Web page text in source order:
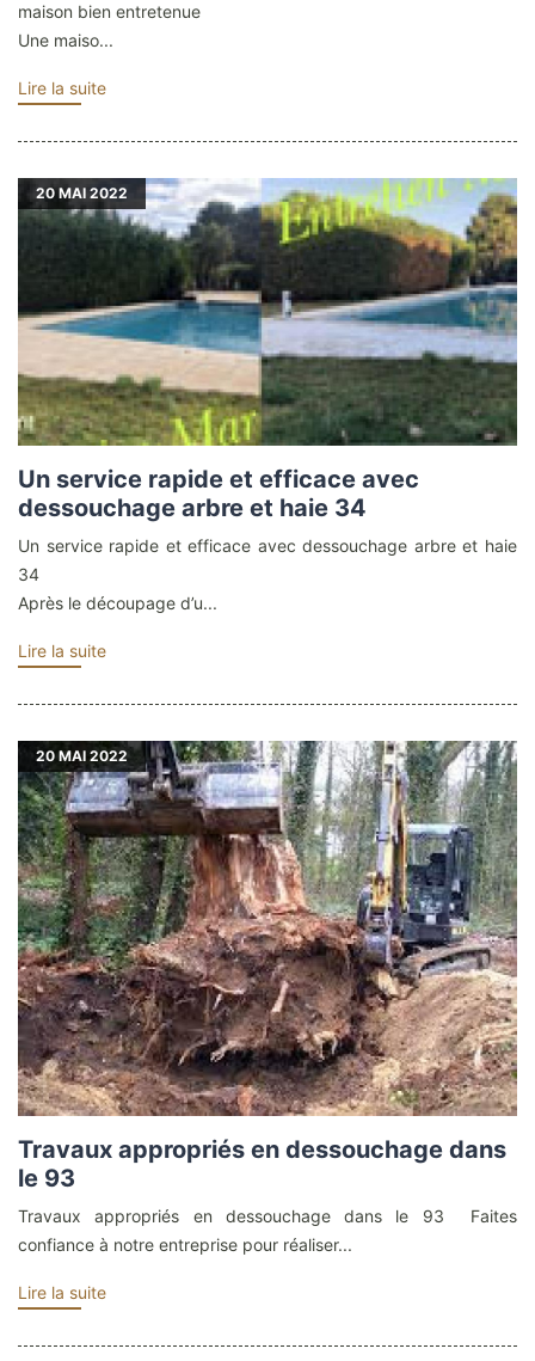
maison bien entretenue
Une maiso...
Lire la suite
20MAI 2022
Un service rapide et efficace avec
dessouchage arbre et haie 34
Un service rapide et efficace avec dessouchage arbre et haie
34
Après le découpage d’u...
Lire la suite
20 MAI 2022
Travaux appropriés en dessouchage dans
le 93
Travaux appropriés en dessouchage dans le 93 Faites
confiance à notre entreprise pour réaliser...
Lire la suite